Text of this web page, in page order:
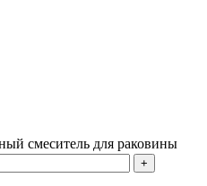
смеситель для раковины